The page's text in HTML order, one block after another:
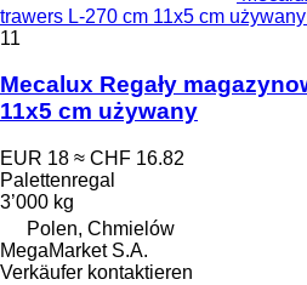
trawers L-270 cm 11x5 cm
11
Mecalux Regały
11x5 cm używany
EUR 18 ≈ CHF 16.82
Palettenregal
3’000 kg
Polen, Chmielów
MegaMarket S.A.
Verkäufer kontaktieren